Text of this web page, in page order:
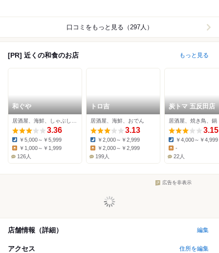
口コミをもっと見る（297人）
[PR] 近くの和食のお店 もっと見る
和ぐや
3.36
Dinner:
￥5,000～￥5,999
￥1,000～￥1,999
126人
トロ吉
居酒屋、海鮮、おでん
3.13
Dinner:
￥2,000～￥2,999
￥2,000～￥2,999
199人
炭トマ 五反田店
居酒屋、焼き鳥、鍋
3.15
Dinner:
￥4,000～￥4,999
Lunch:
-
22人
広告を非表示
店舗情報（詳細） 編集
アクセス 住所を編集